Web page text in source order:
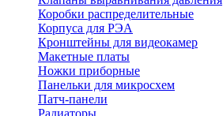
Коробки распределительные
Корпуса для РЭА
Кронштейны для видеокамер
Макетные платы
Ножки приборные
Панельки для микросхем
Патч-панели
Радиаторы